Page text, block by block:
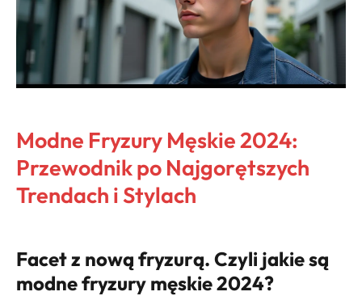
Modne Fryzury Męskie 2024:
Przewodnik po Najgorętszych
Trendach i Stylach
Facet z nową fryzurą. Czyli jakie są
modne fryzury męskie 2024?